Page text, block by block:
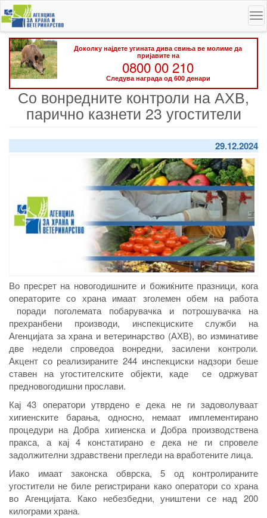
Skip
to
main
content
Доколку најдете угината дива свиња ве молиме да
пријавите на
0800 00 210
Следува награда од 600 денари
Со вонредните контроли на АХВ,
парично казнети 23 угостители
29.12.2024
Во пресрет на новогодишните и божиќните празници, кога
операторите со храна имаат зголемен обем на работа
поради поголемата побарувачка и потрошувачка на
прехранбени производи, инспекциските служби на
Агенцијата за храна и ветеринарство (АХВ), во изминативе
две недели спроведоа вонредни, засилени контроли.
Акцент со реализираните 244 инспекциски надзори беше
ставен на угостителските објекти, каде се одржуват
предновогодишни прослави.
Кај 43 оператори утврдено е дека не ги задоволуваат
хигиенските барања, односно, немаат имплементирано
процедури на Добра хигиенска и Добра производствена
пракса, а кај 4 констатирано е дека не ги спровеле
задолжителни здравствени прегледи на вработените лица.
Иако имаат законска обврска, 5 од контролираните
угостители не биле регистрирани како оператори со храна
во Агенцијата. Како небезбедни, уништени се над 200
килограми храна.